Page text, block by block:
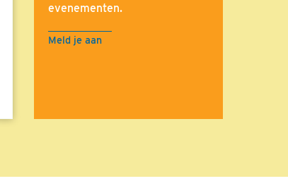
evenementen.
Meld je aan